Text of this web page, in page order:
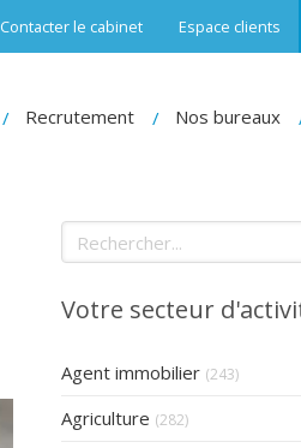
Espace clients
Contacter le cabinet
Recrutement Nos bureaux
Rechercher
Votre secteur
Agent immobilier (243)Articles
Agriculture (282)Articles Count